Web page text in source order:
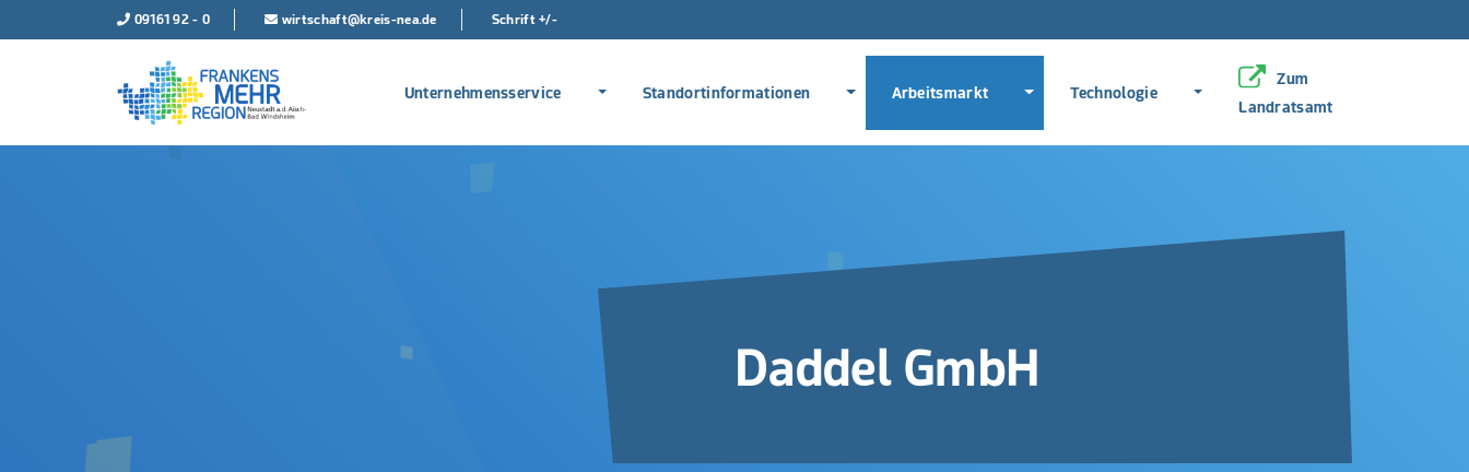
Direkt zur Hauptnavigation springen
Direkt zum Inhalt springen
09161 92 - 0 wirtschaft@kreis-nea.de Schrift +/-
Unternehmensservice Menü erweitern
Standortinformationen Menü erweitern
Arbeitsmarkt Menü erweitern
Technologie Menü erweitern
Zum
Landratsamt
Daddel GmbH